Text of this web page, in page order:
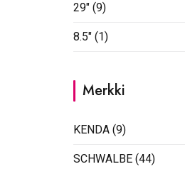
29" (9)
8.5" (1)
Merkki
KENDA (9)
SCHWALBE (44)